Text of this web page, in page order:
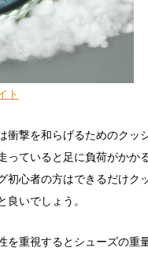
ト
衝撃を和らげるためのクッ
っていると足に負荷がかか
初心者の方はできるだけク
いでしょう。
を重視するとシューズの重